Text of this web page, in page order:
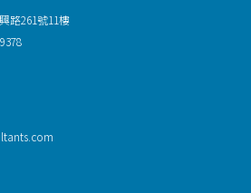
路261號11樓